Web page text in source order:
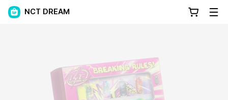
NCT DREAM